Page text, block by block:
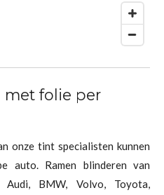
folie per
onze tint specialisten kunnen
auto. Ramen blinderen van
Audi, BMW, Volvo, Toyota,